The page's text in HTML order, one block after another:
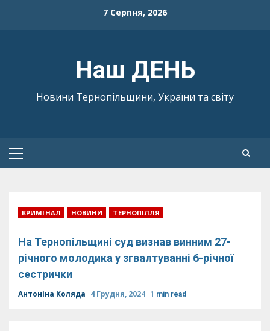
7 Серпня, 2026
Наш ДЕНЬ
Новини Тернопільщини, України та світу
Primary
КРИМІНАЛ НОВИНИ ТЕРНОПІЛЛЯ
На Тернопільщині суд визнав винним 27-
річного молодика у згвалтуванні 6-річної
сестрички
Антоніна Коляда 4 Грудня, 2024 1 min read